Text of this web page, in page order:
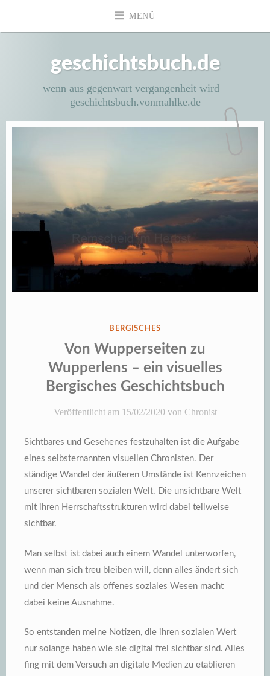
MENÜ
geschichtsbuch.de
wenn aus gegenwart vergangenheit wird –
geschichtsbuch.vonmahlke.de
VERÖFFENTLICHT
IN
BERGISCHES
Von Wupperseiten zu
Wupperlens – ein visuelles
Bergisches Geschichtsbuch
Veröffentlicht am 15/02/2020von Chronist
Sichtbares und Gesehenes festzuhalten ist die Aufgabe
eines selbsternannten visuellen Chronisten. Der
ständige Wandel der äußeren Umstände ist Kennzeichen
unserer sichtbaren sozialen Welt. Die unsichtbare Welt
mit ihren Herrschaftsstrukturen wird dabei teilweise
sichtbar.
Man selbst ist dabei auch einem Wandel unterworfen,
wenn man sich treu bleiben will, denn alles ändert sich
und der Mensch als offenes soziales Wesen macht
dabei keine Ausnahme.
So entstanden meine Notizen, die ihren sozialen Wert
nur solange haben wie sie digital frei sichtbar sind. Alles
fing mit dem Versuch an digitale Medien zu etablieren